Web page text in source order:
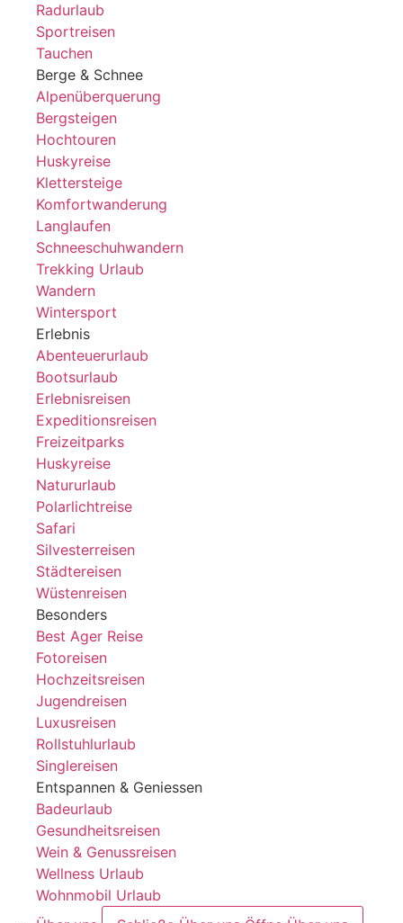
Radurlaub
Sportreisen
Tauchen
Berge & Schnee
Alpenüberquerung
Bergsteigen
Hochtouren
Huskyreise
Klettersteige
Komfortwanderung
Langlaufen
Schneeschuhwandern
Trekking Urlaub
Wandern
Wintersport
Erlebnis
Abenteuerurlaub
Bootsurlaub
Erlebnisreisen
Expeditionsreisen
Freizeitparks
Huskyreise
Natururlaub
Polarlichtreise
Safari
Silvesterreisen
Städtereisen
Wüstenreisen
Besonders
Best Ager Reise
Fotoreisen
Hochzeitsreisen
Jugendreisen
Luxusreisen
Rollstuhlurlaub
Singlereisen
Entspannen & Geniessen
Badeurlaub
Gesundheitsreisen
Wein & Genussreisen
Wellness Urlaub
Wohnmobil Urlaub